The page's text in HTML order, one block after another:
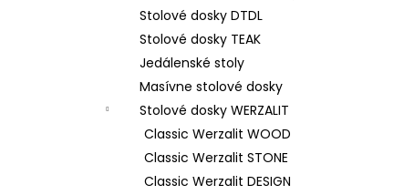
Stolové dosky DTDL
Stolové dosky TEAK
Jedálenské stoly
Masívne stolové dosky
Stolové dosky WERZALIT
Classic Werzalit WOOD
Classic Werzalit STONE
Classic Werzalit DESIGN